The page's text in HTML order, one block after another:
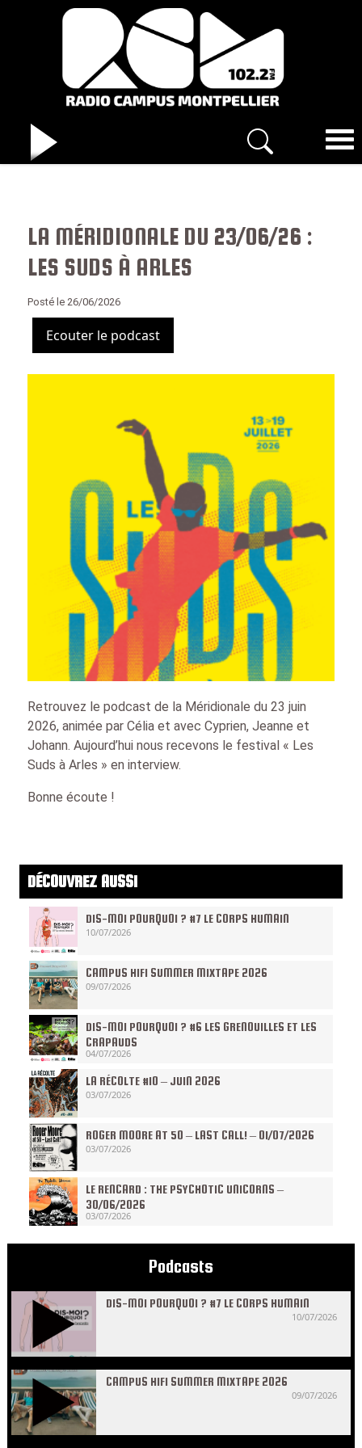
LA MÉRIDIONALE DU 23/06/26 :
LES SUDS À ARLES
Posté le 26/06/2026
Ecouter le podcast
Retrouvez le podcast de la Méridionale du 23 juin
2026, animée par Célia et avec Cyprien, Jeanne et
Johann. Aujourd’hui nous recevons le festival « Les
Suds à Arles » en interview.
Bonne écoute !
DÉCOUVREZ AUSSI
DIS-MOI POURQUOI ? #7 LE CORPS HUMAIN
10/07/2026
CAMPUS HIFI SUMMER MIXTAPE 2026
09/07/2026
DIS-MOI POURQUOI ? #6 LES GRENOUILLES ET LES
CRAPAUDS
04/07/2026
LA RÉCOLTE #10 – JUIN 2026
03/07/2026
ROGER MOORE AT 50 – LAST CALL! – 01/07/2026
03/07/2026
LE RENCARD : THE PSYCHOTIC UNICORNS –
30/06/2026
03/07/2026
Podcasts
DIS-MOI POURQUOI ? #7 LE CORPS HUMAIN
10/07/2026
CAMPUS HIFI SUMMER MIXTAPE 2026
09/07/2026